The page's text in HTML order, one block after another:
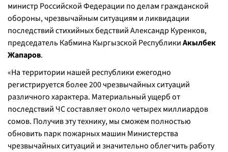
министр Российской Федерации по делам гражданской
обороны, чрезвычайным ситуациям и ликвидации
последствий стихийных бедствий Александр Куренков,
председатель Кабмина Кыргызской РеспубликиАкылбек
Жапаров.
«На территории нашей республики ежегодно
регистрируется более 200 чрезвычайных ситуаций
различного характера. Материальный ущерб от
последствий ЧС составляет около четырех миллиардов
сомов. Получив эту технику, мы сможем полностью
обновить парк пожарных машин Министерства
чрезвычайных ситуаций и значительно облегчить работу